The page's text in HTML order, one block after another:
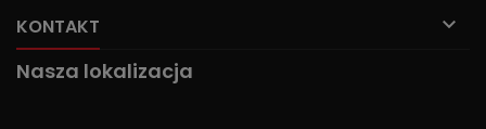
KONTAKT 
Nasza lokalizacja